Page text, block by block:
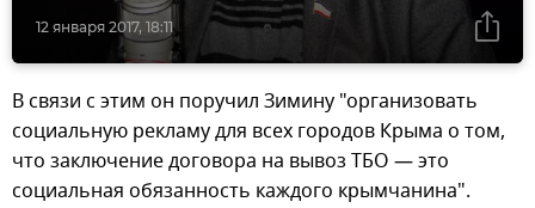
12 января 2017, 18:11
В связи с этим он поручил Зимину "организовать
социальную рекламу для всех городов Крыма о том,
что заключение договора на вывоз ТБО — это
социальная обязанность каждого крымчанина".